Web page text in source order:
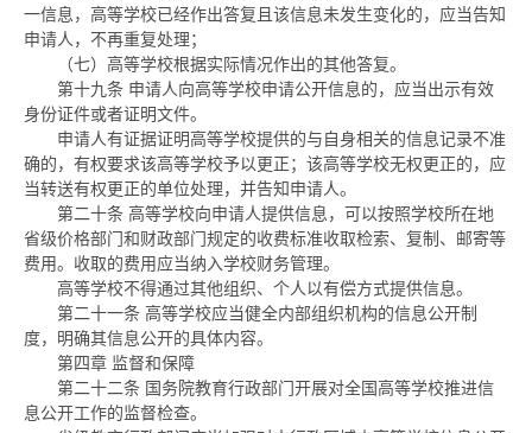
一信息，高等学校已经作出答复且该信息未发生变化的，应当告知
申请人，不再重复处理；
（七）高等学校根据实际情况作出的其他答复。
第十九条 申请人向高等学校申请公开信息的，应当出示有效
身份证件或者证明文件。
申请人有证据证明高等学校提供的与自身相关的信息记录不准
确的，有权要求该高等学校予以更正；该高等学校无权更正的，应
当转送有权更正的单位处理，并告知申请人。
第二十条 高等学校向申请人提供信息，可以按照学校所在地
省级价格部门和财政部门规定的收费标准收取检索、复制、邮寄等
费用。收取的费用应当纳入学校财务管理。
高等学校不得通过其他组织、个人以有偿方式提供信息。
第二十一条 高等学校应当健全内部组织机构的信息公开制
度，明确其信息公开的具体内容。
第四章 监督和保障
第二十二条 国务院教育行政部门开展对全国高等学校推进信
息公开工作的监督检查。